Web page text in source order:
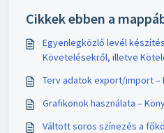
Cikkek ebben a
Egyenlegközlő levél
Követelésekről, illetve
Terv adatok export/import –
Grafikonok használata –
Váltott soros színezés a